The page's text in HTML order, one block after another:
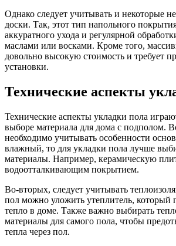
Однако следует учитывать и некоторые
доски. Так, этот тип напольного
аккуратного ухода и регулярной
маслами или восками. Кроме того,
довольно высокую стоимость и требует
установки.
Технические аспекты
Технические аспекты укладки пола
выборе материала для дома с подполом.
необходимо учитывать особенности
влажный, то для укладки пола лучше
материалы. Например, керамическую
водоотталкивающим покрытием.
Во-вторых, следует учитывать
пол можно уложить утеплитель, который
тепло в доме. Также важно выбирать
материалы для самого пола, чтобы
тепла через пол.